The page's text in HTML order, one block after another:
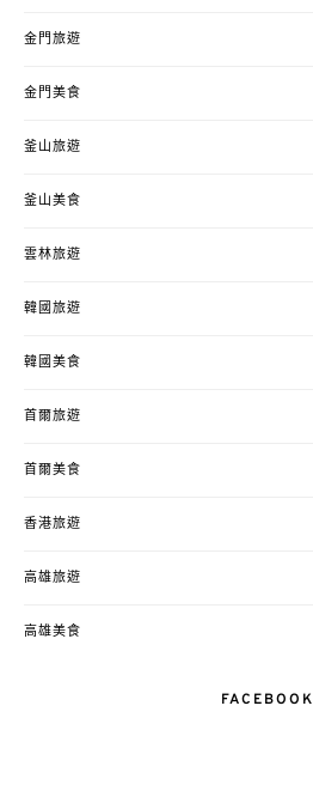
金門旅遊
金門美食
釜山旅遊
釜山美食
雲林旅遊
韓國旅遊
韓國美食
首爾旅遊
首爾美食
香港旅遊
高雄旅遊
高雄美食
FACEBOOK